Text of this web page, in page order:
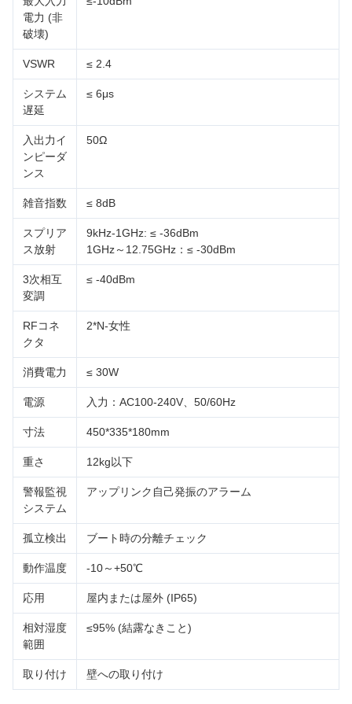
電力 (非
破壊)
VSWR ≤ 2.4
システム
遅延
≤ 6μs
入出力イ
ンピーダ
ンス
50Ω
雑音指数 ≤ 8dB
スプリア
ス放射
9kHz-1GHz: ≤ -36dBm
1GHz～12.75GHz：≤ -30dBm
3次相互
変調
≤ -40dBm
RFコネ
クタ
2*N-女性
消費電力 ≤ 30W
電源 入力：AC100-240V、50/60Hz
寸法 450*335*180mm
重さ 12kg以下
警報監視
システム
アップリンク自己発振のアラーム
孤立検出 ブート時の分離チェック
動作温度 -10～+50℃
応用 屋内または屋外 (IP65)
相対湿度
範囲
≤95% (結露なきこと)
取り付け 壁への取り付け